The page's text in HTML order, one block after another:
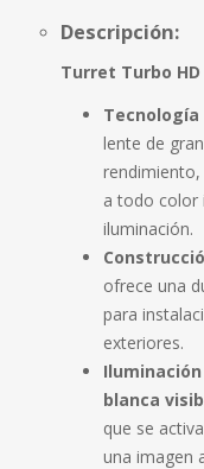
Descripción:
Turret Turbo
Tecnología
lente de
a todo color
iluminación.
ofrece una
para
exteriores.
blanca
que se
una imagen